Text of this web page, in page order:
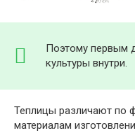
Поэтому первым
культуры внутри.
Теплицы различают по
материалам